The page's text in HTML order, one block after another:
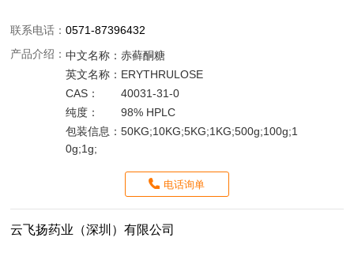
联系电话：0571-87396432
产品介绍：中文名称：赤藓酮糖
英文名称： ERYTHRULOSE
CAS：
40031-31-0
纯度：
98% HPLC
包装信息：50KG;10KG;5KG;1KG;500g;100g;1
0g;1g;
电话询单
云飞扬药业（深圳）有限公司